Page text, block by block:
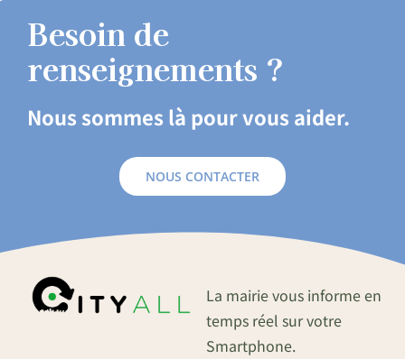
Besoin de
renseignements ?
Nous sommes là pour vous aider.
NOUS CONTACTER
La mairie vous informe en
temps réel sur votre
Smartphone.